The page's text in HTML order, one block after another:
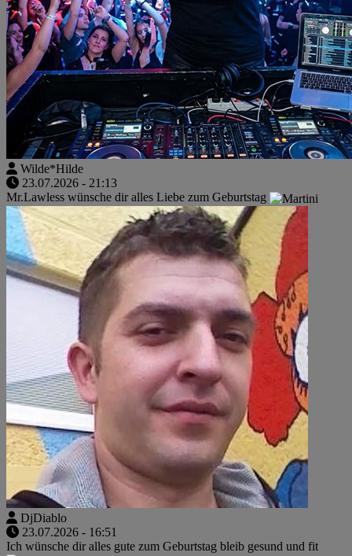
Wilde*Hilde
23.07.2026 - 21:13
Mr.Lawless wünsche dir alles Liebe zum Geburtstag
DjDiablo
23.07.2026 - 16:51
Ich wünsche dir alles gute zum Geburtstag bleib gesund und fit